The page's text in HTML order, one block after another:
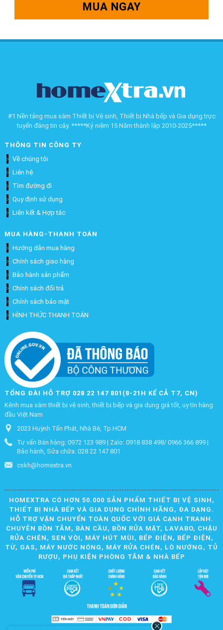
MUA NGAY
#1 Nền tảng mua sắm Thiết bị Vệ sinh, Thiết bị Nhà bếp và Gia dụng trực
tuyến đáng tin cậy. *****Kỷ niệm 15 Năm thành lập 2010-2025*****
THÔNG TIN CÔNG TY
Về chúng tôi
Liên hệ
Tìm đường đi
Quy định sử dụng
Liên kết & Hợp tác
MUA HÀNG-THANH TOÁN
Hướng dẫn mua hàng
Chính sách giao hàng
Bảo hành sản phẩm
Chính sách đổi trả
Chính sách bảo mật
HÌNH THỨC THANH TOÁN
TỔNG ĐÀI HỖ TRỢ 028 22 147 801(8-21H KỂ CẢ T7, CN)
Kênh mua sắm thiết bị vệ sinh, thiết bị bếp và gia dụng giá tốt, uy tín hàng
đầu Việt Nam
2023 Huỳnh Tấn Phát, Nhà Bè, Tp.HCM
Tư vấn Bán hàng: 0972 123 989 | Zalo: 0918 838 498/ 0966 366 899 |
Bảo hành, Sửa chữa: 028 22 147 801
cskh@homextra.vn
HOMEXTRA CÓ HƠN 50.000 SẢN PHẨM THIẾT BỊ VỆ SINH,
THIẾT BỊ NHÀ BẾP VÀ GIA DỤNG CHÍNH HÃNG, ĐA DẠNG.
HỖ TRỢ VẬN CHUYỂN TOÀN QUỐC VỚI GIÁ CẠNH TRANH.
CHUYÊN BỒN TẮM, BÀN CẦU, BỒN RỬA MẶT, LAVABO, CHẬU
RỬA CHÉN, SEN VÒI, MÁY HÚT MÙI, BẾP ĐIỆN, BẾP ĐIỆN,
TỪ, GAS, MÁY NƯỚC NÓNG, MÁY RỬA CHÉN, LÒ NƯỚNG, TỦ
RƯỢU, PHỤ KIỆN PHÒNG TẮM & NHÀ BẾP